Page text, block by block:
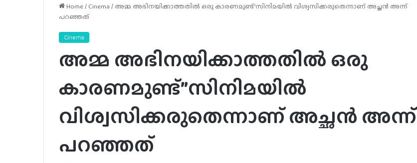
Home/ Cinema / അമ്മ അഭിനയിക്കാത്തതിൽ ഒരു കാരണമുണ്ട്”സിനിമയിൽ വിശ്വസിക്കരുതെന്നാണ് അച്ഛൻ അന്ന്
പറഞ്ഞത്
Cinema
അമ്മ അഭിനയിക്കാത്തതിൽ ഒരു
കാരണമുണ്ട്”സിനിമയിൽ
വിശ്വസിക്കരുതെന്നാണ് അച്ഛൻ അന്ന്
പറഞ്ഞത്